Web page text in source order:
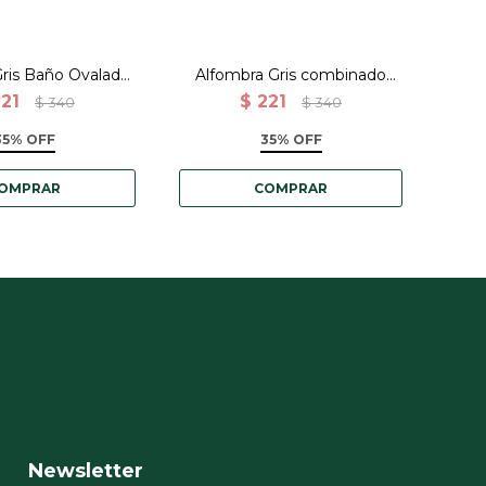
Baño Ovalada
- 40x60
$ 340
OFF
Alfombra Gris combinado
Baño Ovalada 100% Algodón
$ 221 $ 340
35% OFF
Newsletter